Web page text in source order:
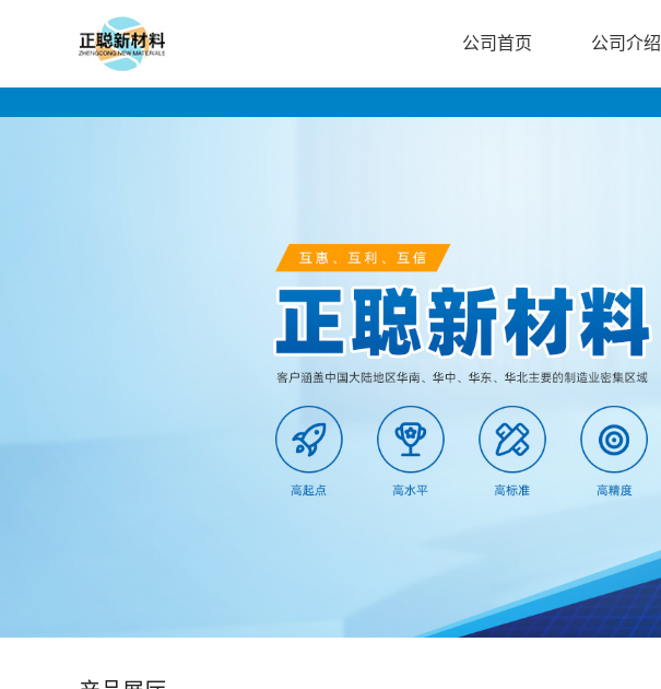
公司首页 公司介绍